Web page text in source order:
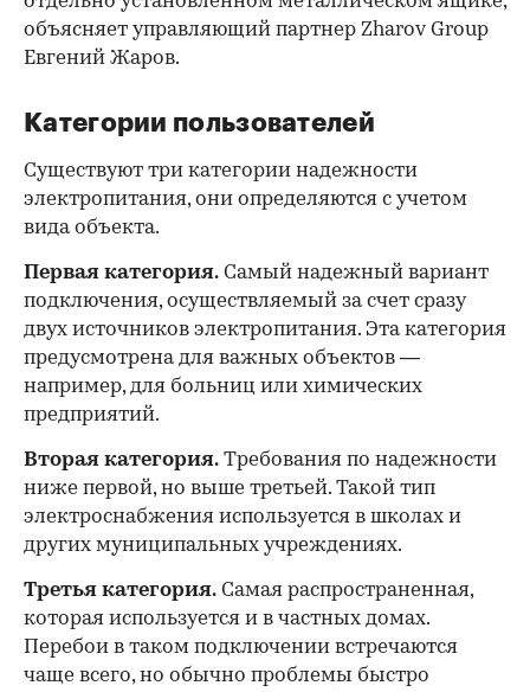
объясняет управляющий партнер Zharov Group
Евгений Жаров.
Категории пользователей
Существуют три категории надежности
электропитания, они определяются с учетом
вида объекта.
Первая категория. Самый надежный вариант
подключения, осуществляемый за счет сразу
двух источников электропитания. Эта категория
предусмотрена для важных объектов —
например, для больниц или химических
предприятий.
Вторая категория. Требования по надежности
ниже первой, но выше третьей. Такой тип
электроснабжения используется в школах и
других муниципальных учреждениях.
Третья категория. Самая распространенная,
которая используется и в частных домах.
Перебои в таком подключении встречаются
чаще всего, но обычно проблемы быстро